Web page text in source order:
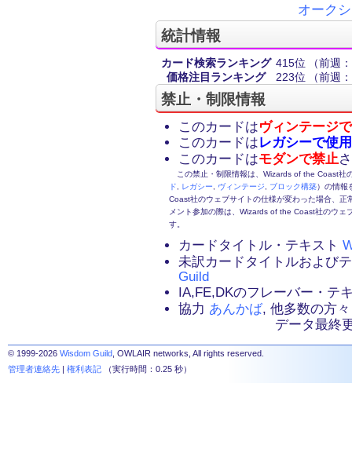
オーク
統計情報
カード検索ランキング 415位
（前週
価格注目ランキング
223位 （前週
禁止・制限情報
このカードはヴィンテージ
このカードはレガシーで使
このカードはモダンで禁止
この禁止・制限情報は、Wizards of the Coast社
ド
レガシー ヴィンテージ ブロック構築）の情報
Coast社のウェブサイトの仕様が変わった場合、
メント参加の際は、Wizards of the Coast社のウェ
す。
カードタイトル・テキスト
未訳カードタイトルおよび
Guild
IA,FE,DKのフレーバー・テ
協力 あんかば, 他多数の方々
データ最終
© 1999-2026 Wisdom Guild , OWLAIR networks, All rights reserved.
管理者連絡先 | 権利表記 （実行時間：0.25 秒）